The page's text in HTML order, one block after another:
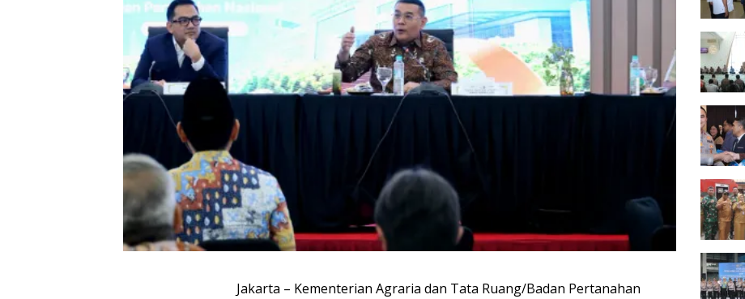
Jakarta – Kementerian Agraria dan Tata Ruang/Badan Pertanahan